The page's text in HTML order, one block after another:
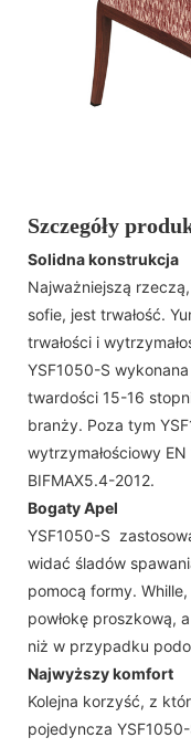
Szczegóły
Solidna konstrukcja
Najważniejszą
sofie, jest trwałość.
trwałości i
YSF1050-S
twardości 15-16
branży. Poza tym
wytrzymałościowy
BIFMAX5.4-2012.
Bogaty Apel
YSF1050-S
widać śladów
pomocą formy.
powłokę proszkową,
niż w przypadku
Najwyższy komfort
Kolejna korzyść, z
pojedyncza